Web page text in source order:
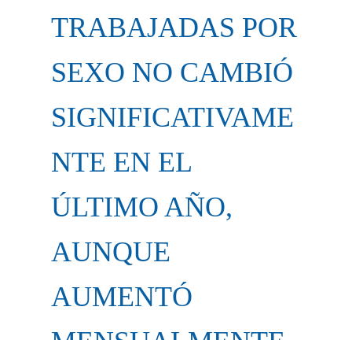
TRABAJADAS POR
SEXO NO CAMBIÓ
SIGNIFICATIVAME
NTE EN EL
ÚLTIMO AÑO,
AUNQUE
AUMENTÓ